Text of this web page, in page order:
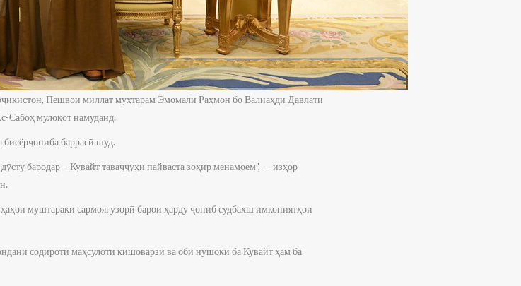
Пешвои миллат муҳтарам Эмомалӣ Раҳмон бо Валиаҳди Давлати
мулоқот намуданд.
баррасӣ шуд.
бародар – Кувайт таваҷҷуҳи пайваста зоҳир менамоем”, — изҳор
муштараки сармоягузорӣ барои ҳарду ҷониб судбахш имкониятҳои
содироти маҳсулоти кишоварзӣ ва оби нӯшокӣ ба Кувайт ҳам ба